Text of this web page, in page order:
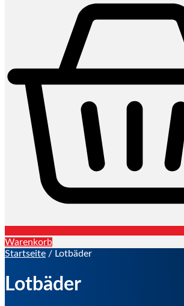
Warenkorb
Startseite / Lotbäder
Lotbäder